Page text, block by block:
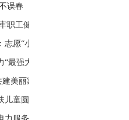
误春
工健康“保护屏障”
愿“小”举措 推动“大”文明
最强大脑”加速转
美丽家园”志愿活动
童圆“微心愿”